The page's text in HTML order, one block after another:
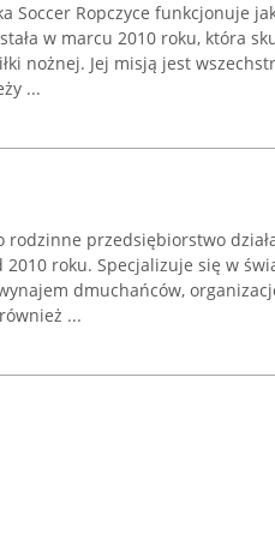
Soccer Ropczyce funkcjonuje
w marcu 2010 roku, która
nożnej. Jej misją jest
...
rodzinne przedsiębiorstwo
2010 roku. Specjalizuje się w
dmuchańców,
...